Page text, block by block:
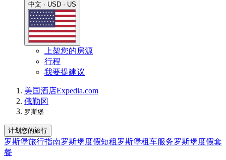
中文 · USD · US
上架您的房源
行程
我要提建议
美国酒店Expedia.com
俄勒冈
罗斯堡
计划您的旅行
罗斯堡旅行指南罗斯堡度假短租 罗斯堡租车服务罗斯堡度假套
餐